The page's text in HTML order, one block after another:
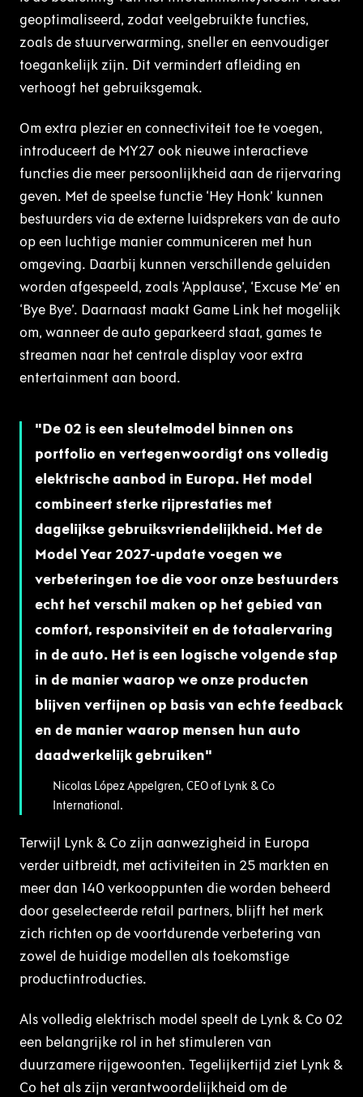
geoptimaliseerd, zodat veelgebruikte functies,
zoals de stuurverwarming, sneller en eenvoudiger
toegankelijk zijn. Dit vermindert afleiding en
verhoogt het gebruiksgemak.
Om extra plezier en connectiviteit toe te voegen,
introduceert de MY27 ook nieuwe interactieve
functies die meer persoonlijkheid aan de rijervaring
geven. Met de speelse functie ‘Hey Honk’ kunnen
bestuurders via de externe luidsprekers van de auto
op een luchtige manier communiceren met hun
omgeving. Daarbij kunnen verschillende geluiden
worden afgespeeld, zoals ‘Applause’, ‘Excuse Me’ en
‘Bye Bye’. Daarnaast maakt Game Link het mogelijk
om, wanneer de auto geparkeerd staat, games te
streamen naar het centrale display voor extra
entertainment aan boord.
De 02 is een sleutelmodel binnen ons
portfolio en vertegenwoordigt ons volledig
elektrische aanbod in Europa. Het model
combineert sterke rijprestaties met
dagelijkse gebruiksvriendelijkheid. Met de
Model Year 2027-update voegen we
verbeteringen toe die voor onze bestuurders
echt het verschil maken op het gebied van
comfort, responsiviteit en de totaalervaring
in de auto. Het is een logische volgende stap
in de manier waarop we onze producten
blijven verfijnen op basis van echte feedback
en de manier waarop mensen hun auto
daadwerkelijk gebruiken
Nicolas López Appelgren, CEO of Lynk & Co
International.
Terwijl Lynk & Co zijn aanwezigheid in Europa
verder uitbreidt, met activiteiten in 25 markten en
meer dan 140 verkooppunten die worden beheerd
door geselecteerde retail partners, blijft het merk
zich richten op de voortdurende verbetering van
zowel de huidige modellen als toekomstige
productintroducties.
Als volledig elektrisch model speelt de Lynk & Co 02
een belangrijke rol in het stimuleren van
duurzamere rijgewoonten. Tegelijkertijd ziet Lynk &
Co het als zijn verantwoordelijkheid om de